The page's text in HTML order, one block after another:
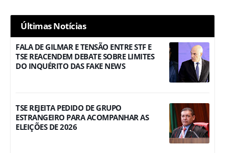
Últimas Notícias
FALA DE GILMAR E TENSÃO ENTRE STF E
TSE REACENDEM DEBATE SOBRE LIMITES
DO INQUÉRITO DAS FAKE NEWS
TSE REJEITA PEDIDO DE GRUPO
ESTRANGEIRO PARA ACOMPANHAR AS
ELEIÇÕES DE 2026